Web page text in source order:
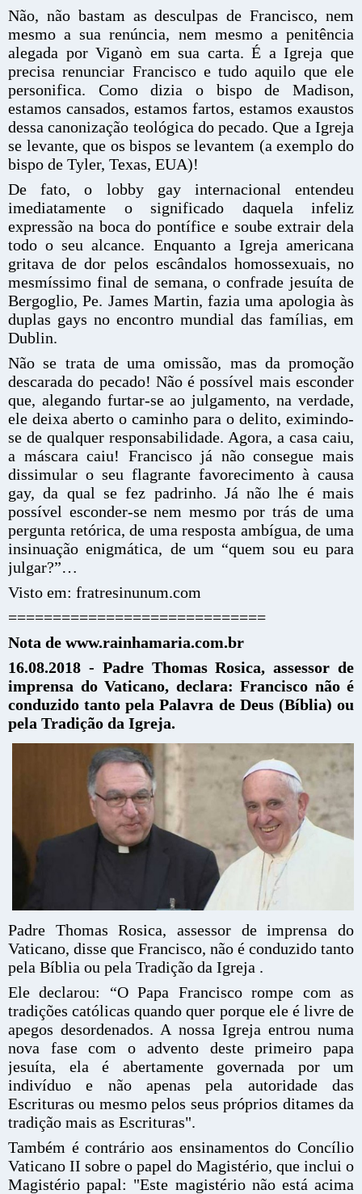
Não, não bastam as desculpas de Francisco, nem
mesmo a sua renúncia, nem mesmo a penitência
alegada por Viganò em sua carta. É a Igreja que
precisa renunciar Francisco e tudo aquilo que ele
personifica. Como dizia o bispo de Madison,
estamos cansados, estamos fartos, estamos exaustos
dessa canonização teológica do pecado. Que a Igreja
se levante, que os bispos se levantem (a exemplo do
bispo de Tyler, Texas, EUA)!
De fato, o lobby gay internacional entendeu
imediatamente o significado daquela infeliz
expressão na boca do pontífice e soube extrair dela
todo o seu alcance. Enquanto a Igreja americana
gritava de dor pelos escândalos homossexuais, no
mesmíssimo final de semana, o confrade jesuíta de
Bergoglio, Pe. James Martin, fazia uma apologia às
duplas gays no encontro mundial das famílias, em
Dublin.
Não se trata de uma omissão, mas da promoção
descarada do pecado! Não é possível mais esconder
que, alegando furtar-se ao julgamento, na verdade,
ele deixa aberto o caminho para o delito, eximindo-
se de qualquer responsabilidade. Agora, a casa caiu,
a máscara caiu! Francisco já não consegue mais
dissimular o seu flagrante favorecimento à causa
gay, da qual se fez padrinho. Já não lhe é mais
possível esconder-se nem mesmo por trás de uma
pergunta retórica, de uma resposta ambígua, de uma
insinuação enigmática, de um “quem sou eu para
julgar?”…
Visto em: fratresinunum.com
=============================
Nota de www.rainhamaria.com.br
16.08.2018 - Padre Thomas Rosica, assessor de
imprensa do Vaticano, declara: Francisco não é
conduzido tanto pela Palavra de Deus (Bíblia) ou
pela Tradição da Igreja.
Padre Thomas Rosica, assessor de imprensa do
Vaticano, disse que Francisco, não é conduzido tanto
pela Bíblia ou pela Tradição da Igreja .
Ele declarou: “O Papa Francisco rompe com as
tradições católicas quando quer porque ele é livre de
apegos desordenados. A nossa Igreja entrou numa
nova fase com o advento deste primeiro papa
jesuíta, ela é abertamente governada por um
indivíduo e não apenas pela autoridade das
Escrituras ou mesmo pelos seus próprios ditames da
tradição mais as Escrituras".
Também é contrário aos ensinamentos do Concílio
Vaticano II sobre o papel do Magistério, que inclui o
Magistério papal: "Este magistério não está acima